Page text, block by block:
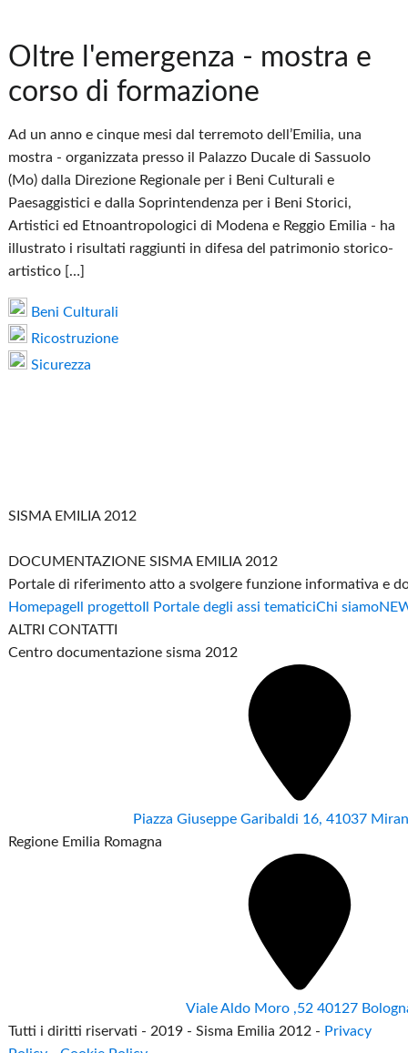
Oltre l'emergenza - mostra e
corso di formazione
Ad un anno e cinque mesi dal terremoto dell’Emilia, una
mostra - organizzata presso il Palazzo Ducale di Sassuolo
(Mo) dalla Direzione Regionale per i Beni Culturali e
Paesaggistici e dalla Soprintendenza per i Beni Storici,
Artistici ed Etnoantropologici di Modena e Reggio Emilia - ha
illustrato i risultati raggiunti in difesa del patrimonio storico-
artistico […]
Beni Culturali
Ricostruzione
Sicurezza
SISMA EMILIA 2012
DOCUMENTAZIONE SISMA EMILIA 2012
Portale di riferimento atto a svolgere funzione informativa e
Homepage Il progetto Il Portale degli assi tematiciChi siamo
ALTRI CONTATTI
Centro documentazione sisma 2012
Piazza Giuseppe Garibaldi 16, 41037
Regione Emilia Romagna
Viale Aldo Moro ,52 40127
Tutti i diritti riservati - 2019 - Sisma Emilia 2012 - Privacy